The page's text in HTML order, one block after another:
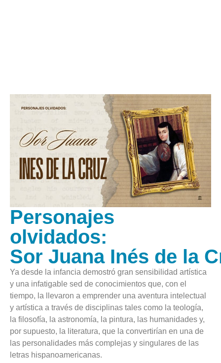
Personajes
olvidados:
Sor Juana Inés de la
Ya desde la infancia demostró gran sensibilidad artística
y una infatigable sed de conocimientos que, con el
tiempo, la llevaron a emprender una aventura intelectual
y artística a través de disciplinas tales como la teología,
la filosofía, la astronomía, la pintura, las humanidades y,
por supuesto, la literatura, que la convertirían en una de
las personalidades más complejas y singulares de las
letras hispanoamericanas.